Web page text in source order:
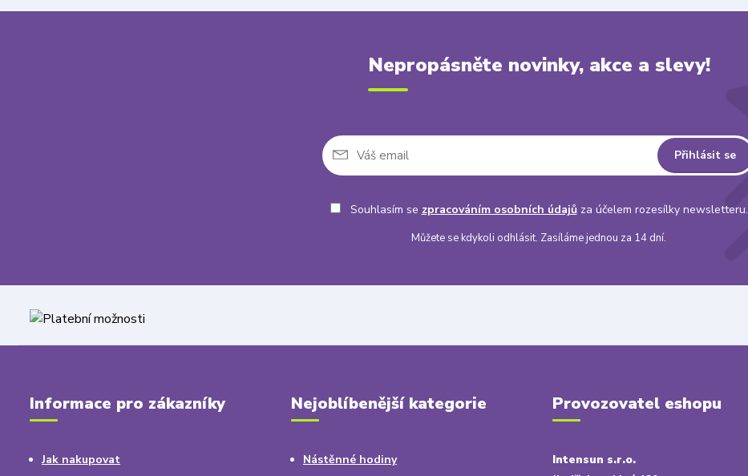
Nepropásněte novinky, akce a slevy!
Přihlásit se
Souhlasím se zpracováním osobních údajůza účelem rozesílky newsletteru.
Můžete se kdykoli odhlásit. Zasíláme jednou za 14 dní.
Informace pro zákazníky
Jak nakupovat
Nejoblíbenější kategorie
Nástěnné hodiny
Provozovatel eshopu
Intensun s.r.o.